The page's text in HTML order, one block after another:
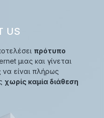
US
πρότυπο
μιας και γίνεται
είναι πλήρως
χωρίς καμία διάθεση